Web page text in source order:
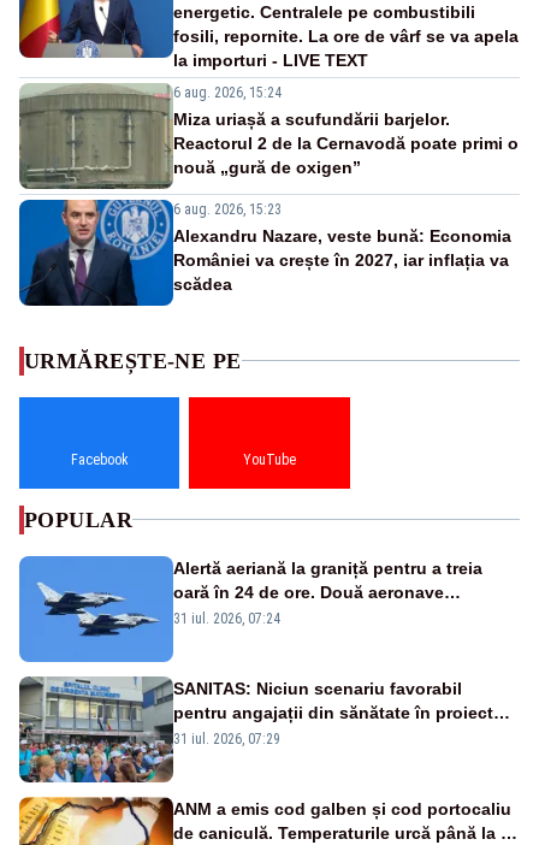
energetic. Centralele pe combustibili
fosili, repornite. La ore de vârf se va apela
la importuri - LIVE TEXT
6 aug. 2026, 15:24
Miza uriașă a scufundării barjelor.
Reactorul 2 de la Cernavodă poate primi o
nouă „gură de oxigen”
6 aug. 2026, 15:23
Alexandru Nazare, veste bună: Economia
României va crește în 2027, iar inflația va
scădea
URMĂREȘTE-NE PE
Facebook YouTube
POPULAR
Alertă aeriană la graniță pentru a treia
oară în 24 de ore. Două aeronave
Eurofighter britanice au fost ridicate de la
31 iul. 2026, 07:24
SANITAS: Niciun scenariu favorabil
pentru angajații din sănătate în proiectul
Legii salarizării
31 iul. 2026, 07:29
ANM a emis cod galben și cod portocaliu
de caniculă. Temperaturile urcă până la 38